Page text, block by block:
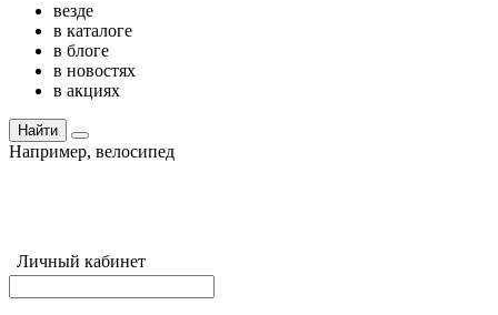
везде
в каталоге
в блоге
в новостях
в акциях
Найти
Например, велосипед
Личный кабинет